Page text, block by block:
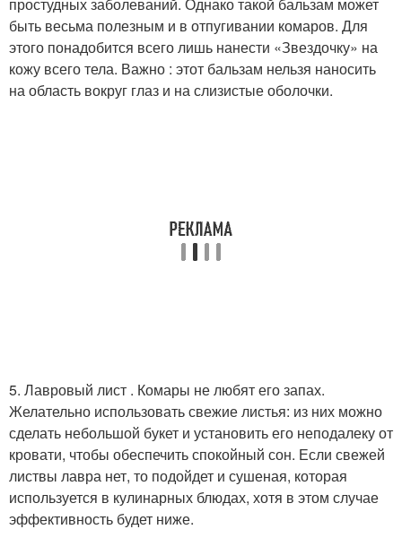
быть весьма полезным и в отпугивании комаров. Для
этого понадобится всего лишь нанести «Звездочку» на
кожу всего тела. Важно : этот бальзам нельзя наносить
на область вокруг глаз и на слизистые оболочки.
5. Лавровый лист . Комары не любят его запах.
Желательно использовать свежие листья: из них можно
сделать небольшой букет и установить его неподалеку от
кровати, чтобы обеспечить спокойный сон. Если свежей
листвы лавра нет, то подойдет и сушеная, которая
используется в кулинарных блюдах, хотя в этом случае
эффективность будет ниже.